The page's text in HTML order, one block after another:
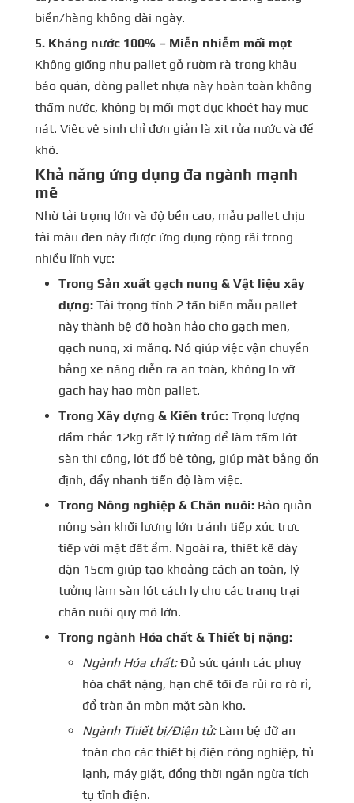
biển/hàng không dài ngày.
5. Kháng nước 100% – Miễn nhiễm mối mọt
Không giống như pallet gỗ rườm rà trong khâu
bảo quản, dòng pallet nhựa này hoàn toàn không
thấm nước, không bị mối mọt đục khoét hay mục
nát. Việc vệ sinh chỉ đơn giản là xịt rửa nước và để
khô.
Khả năng ứng dụng đa ngành mạnh
mẽ
Nhờ tải trọng lớn và độ bền cao, mẫu pallet chịu
tải màu đen này được ứng dụng rộng rãi trong
nhiều lĩnh vực:
Trong Sản xuất gạch nung & Vật liệu xây
dựng: Tải trọng tĩnh 2 tấn biến mẫu pallet
này thành bệ đỡ hoàn hảo cho gạch men,
gạch nung, xi măng. Nó giúp việc vận chuyển
bằng xe nâng diễn ra an toàn, không lo vỡ
gạch hay hao mòn pallet.
Trong Xây dựng & Kiến trúc: Trọng lượng
đầm chắc 12kg rất lý tưởng để làm tấm lót
sàn thi công, lót đổ bê tông, giúp mặt bằng ổn
định, đẩy nhanh tiến độ làm việc.
Trong Nông nghiệp & Chăn nuôi: Bảo quản
nông sản khối lượng lớn tránh tiếp xúc trực
tiếp với mặt đất ẩm. Ngoài ra, thiết kế dày
dặn 15cm giúp tạo khoảng cách an toàn, lý
tưởng làm sàn lót cách ly cho các trang trại
chăn nuôi quy mô lớn.
Trong ngành Hóa chất & Thiết bị nặng:
Ngành Hóa chất:Đủ sức gánh các phuy
hóa chất nặng, hạn chế tối đa rủi ro rò rỉ,
đổ tràn ăn mòn mặt sàn kho.
Ngành Thiết bị/Điện tử:Làm bệ đỡ an
toàn cho các thiết bị điện công nghiệp, tủ
lạnh, máy giặt, đồng thời ngăn ngừa tích
tụ tĩnh điện.